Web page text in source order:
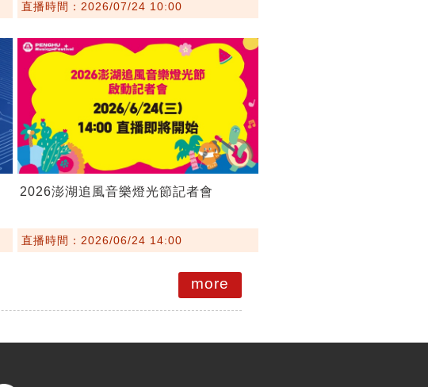
直播時間：2026/07/24 10:00
2026澎湖追風音樂燈光節記者會
直播時間：2026/06/24 14:00
more